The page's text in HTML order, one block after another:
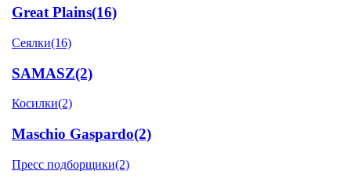
Great Plains(16)
Сеялки(16)
SAMASZ(2)
Косилки(2)
Maschio Gaspardo(2)
Пресс подборщики(2)